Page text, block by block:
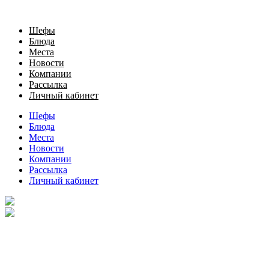
Шефы
Блюда
Места
Новости
Компании
Рассылка
Личный кабинет
Шефы
Блюда
Места
Новости
Компании
Рассылка
Личный кабинет